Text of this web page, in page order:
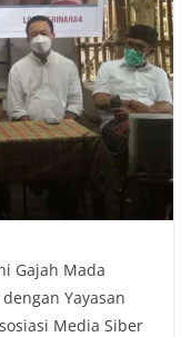
Gajah Mada
Yayasan
Media Siber